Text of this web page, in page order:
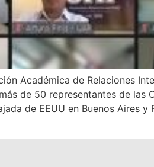
Académica de Relaciones
de 50 representantes de las
de EEUU en Buenos Aires